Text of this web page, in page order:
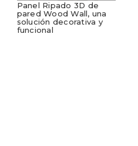
Panel Ripado 3D de
pared Wood Wall, una
solución decorativa y
funcional